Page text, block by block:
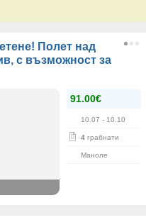
Полет над
с възможност за
91.00€
10.07 - 10.10
4 грабнати
Маноле